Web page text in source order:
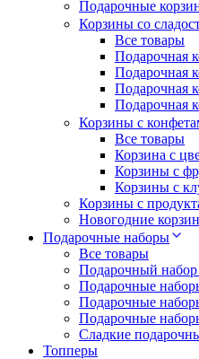
Подарочные
Корзины со
Все товары
Подарочная
Подарочная
Подарочная
Подарочная
Корзины с
Все товары
Корзина с
Корзины с
Корзины с
Корзины с
Новогодние
Подарочные наборы
Все товары
Подарочный набор
Подарочные
Подарочные
Подарочные
Сладкие
Топперы